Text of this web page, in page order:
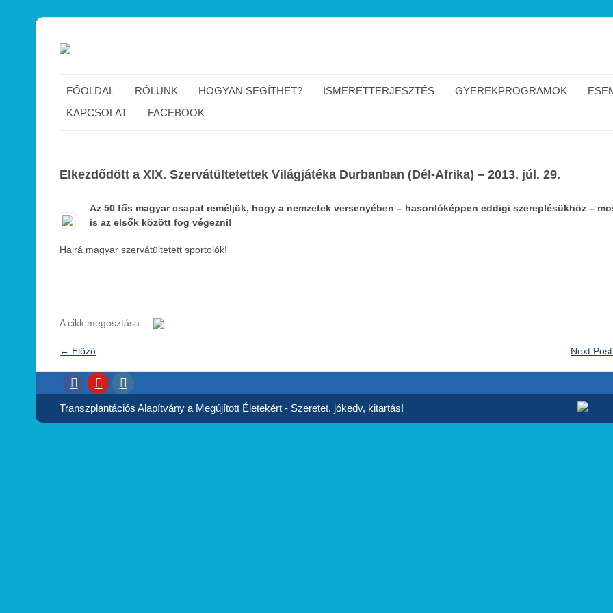
FŐOLDAL RÓLUNK HOGYAN SEGÍTHET? ISMERETTERJESZTÉS GYEREKPROGRAMOK
KAPCSOLAT
FACEBOOK
Elkezdődött a XIX. Szervátültetettek Világjátéka Durbanban (Dél-Afrika) – 2013. júl. 29.
Az 50 fős magyar csapat reméljük, hogy a nemzetek versenyében – hasonlóképpen eddigi szereplésükhöz –
is az elsők között fog végezni!
Hajrá magyar szervátültetett sportolók!
A cikk megosztása
← Előző Next Post
Transzplantációs Alapítvány a Megújított Életekért - Szeretet, jókedv, kitartás!